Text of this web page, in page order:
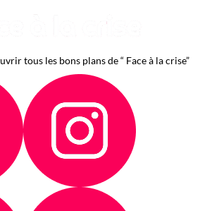
tous les bons plans de “ Face à la crise”